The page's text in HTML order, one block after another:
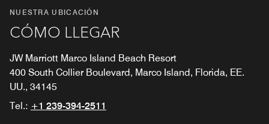
NUESTRA UBICACIÓN
CÓMO LLEGAR
JW Marriott Marco Island Beach Resort
400 South Collier Boulevard, Marco Island, Florida, EE.
UU., 34145
Tel.: +1 239-394-2511